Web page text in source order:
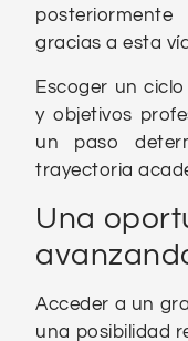
gracias a esta
Escoger un
y objetivos
un paso
trayectoria
Una
Acceder a un
una posibilidad